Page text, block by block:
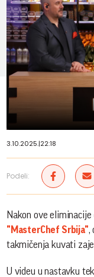
3.10.2025.|22:18
Podeli:
Nakon ove eliminacije
"MasterChef Srbija",
takmičenja kuvati
U videu u nastavku